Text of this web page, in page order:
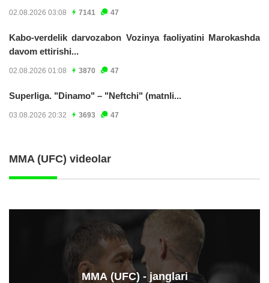
02.08.2026 03:08 7141 47
Kabo-verdelik darvozabon Vozinya faoliyatini Marokashda
davom ettirishi...
02.08.2026 01:08 3870 47
Superliga. "Dinamo" – "Neftchi" (matnli...
03.08.2026 20:32 3693 47
MMA (UFC) videolar
ММА (UFC) - janglari